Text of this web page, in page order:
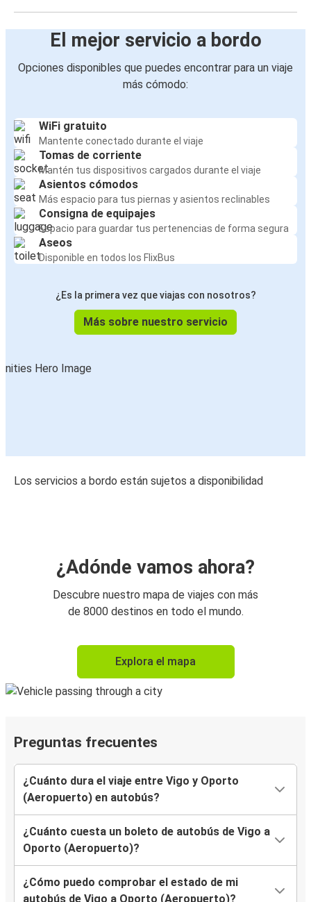
El mejor servicio a bordo
Opciones disponibles que puedes encontrar para un viaje
más cómodo:
WiFi gratuito
Mantente conectado durante el viaje
Tomas de corriente
Mantén tus dispositivos cargados durante el viaje
Asientos cómodos
Más espacio para tus piernas y asientos reclinables
Consigna de equipajes
Espacio para guardar tus pertenencias de forma segura
Aseos
Disponible en todos los FlixBus
¿Es la primera vez que viajas con nosotros?
Más sobre nuestro servicio
Los servicios a bordo están sujetos a disponibilidad
¿Adónde vamos ahora?
Descubre nuestro mapa de viajes con más
de 8000 destinos en todo el mundo.
Explora el mapa
Preguntas frecuentes
¿Cuánto dura el viaje entre Vigo y Oporto
(Aeropuerto) en autobús?
¿Cuánto cuesta un boleto de autobús de Vigo a
Oporto (Aeropuerto)?
¿Cómo puedo comprobar el estado de mi
autobús de Vigo a Oporto (Aeropuerto)?